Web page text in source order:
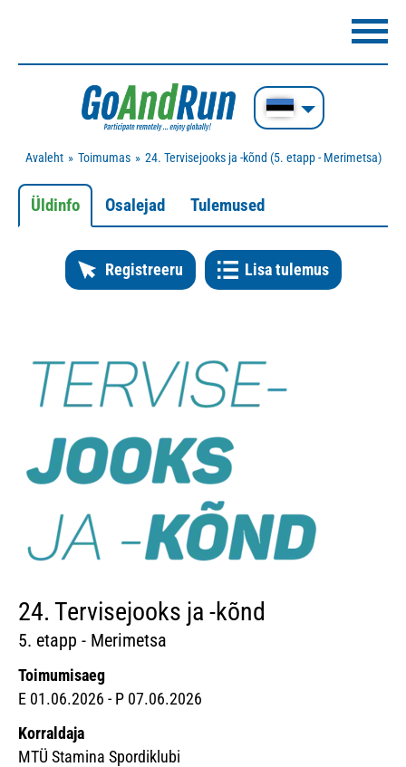
Avaleht Toimumas 24. Tervisejooks ja -kõnd (5. etapp - Merimetsa)
Üldinfo Osalejad Tulemused
Registreeru Lisa tulemus
24. Tervisejooks ja -kõnd
5. etapp - Merimetsa
Toimumisaeg
E 01.06.2026 - P 07.06.2026
Korraldaja
MTÜ Stamina Spordiklubi